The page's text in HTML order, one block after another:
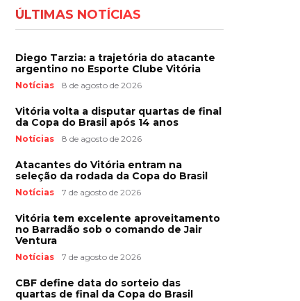
ÚLTIMAS NOTÍCIAS
Diego Tarzia: a trajetória do atacante
argentino no Esporte Clube Vitória
Notícias 8 de agosto de 2026
Vitória volta a disputar quartas de final
da Copa do Brasil após 14 anos
Notícias 8 de agosto de 2026
Atacantes do Vitória entram na
seleção da rodada da Copa do Brasil
Notícias 7 de agosto de 2026
Vitória tem excelente aproveitamento
no Barradão sob o comando de Jair
Ventura
Notícias 7 de agosto de 2026
CBF define data do sorteio das
quartas de final da Copa do Brasil